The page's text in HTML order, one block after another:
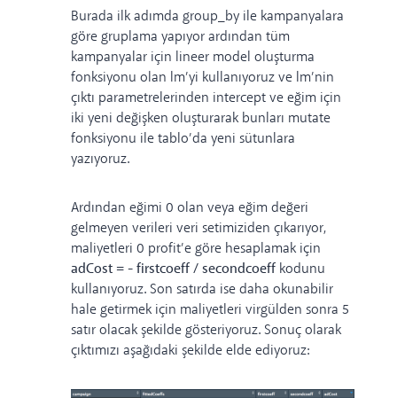
Burada ilk adımda group_by ile kampanyalara
göre gruplama yapıyor ardından tüm
kampanyalar için lineer model oluşturma
fonksiyonu olan lm’yi kullanıyoruz ve lm’nin
çıktı parametrelerinden intercept ve eğim için
iki yeni değişken oluşturarak bunları mutate
fonksiyonu ile tablo’da yeni sütunlara
yazıyoruz.
Ardından eğimi 0 olan veya eğim değeri
gelmeyen verileri veri setimiziden çıkarıyor,
maliyetleri 0 profit’e göre hesaplamak için
adCost = - firstcoeff / secondcoeff kodunu
kullanıyoruz. Son satırda ise daha okunabilir
hale getirmek için maliyetleri virgülden sonra 5
satır olacak şekilde gösteriyoruz. Sonuç olarak
çıktımızı aşağıdaki şekilde elde ediyoruz: